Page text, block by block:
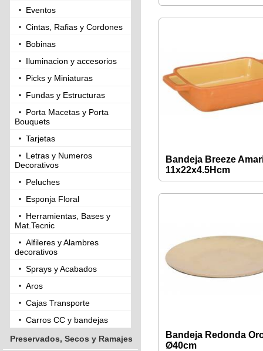
Eventos
Cintas, Rafias y Cordones
Bobinas
Iluminacion y accesorios
Picks y Miniaturas
Fundas y Estructuras
Porta Macetas y Porta
Bouquets
Tarjetas
Letras y Numeros
Decorativos
Peluches
Esponja Floral
Herramientas, Bases y
Mat.Tecnic
Alfileres y Alambres
decorativos
Sprays y Acabados
Aros
Cajas Transporte
Carros CC y bandejas
Preservados, Secos y Ramajes
Bandeja Breeze
11x22x4.5Hcm
Bandeja Redonda
Ø40cm